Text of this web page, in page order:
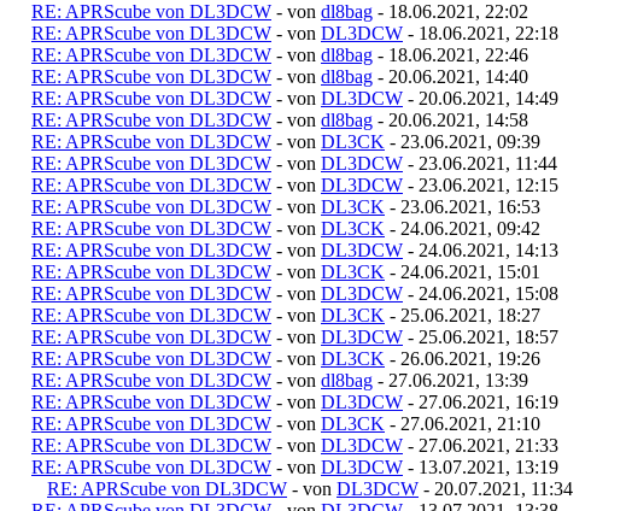
RE: APRScube von DL3DCW - von dl8bag - 18.06.2021, 22:02
RE: APRScube von DL3DCW - von DL3DCW - 18.06.2021, 22:18
RE: APRScube von DL3DCW - von dl8bag - 18.06.2021, 22:46
RE: APRScube von DL3DCW - von dl8bag - 20.06.2021, 14:40
RE: APRScube von DL3DCW - von DL3DCW - 20.06.2021, 14:49
RE: APRScube von DL3DCW - von dl8bag - 20.06.2021, 14:58
RE: APRScube von DL3DCW - von DL3CK - 23.06.2021, 09:39
RE: APRScube von DL3DCW - von DL3DCW - 23.06.2021, 11:44
RE: APRScube von DL3DCW - von DL3DCW - 23.06.2021, 12:15
RE: APRScube von DL3DCW - von DL3CK - 23.06.2021, 16:53
RE: APRScube von DL3DCW - von DL3CK - 24.06.2021, 09:42
RE: APRScube von DL3DCW - von DL3DCW - 24.06.2021, 14:13
RE: APRScube von DL3DCW - von DL3CK - 24.06.2021, 15:01
RE: APRScube von DL3DCW - von DL3DCW - 24.06.2021, 15:08
RE: APRScube von DL3DCW - von DL3CK - 25.06.2021, 18:27
RE: APRScube von DL3DCW - von DL3DCW - 25.06.2021, 18:57
RE: APRScube von DL3DCW - von DL3CK - 26.06.2021, 19:26
RE: APRScube von DL3DCW - von dl8bag - 27.06.2021, 13:39
RE: APRScube von DL3DCW - von DL3DCW - 27.06.2021, 16:19
RE: APRScube von DL3DCW - von DL3CK - 27.06.2021, 21:10
RE: APRScube von DL3DCW - von DL3DCW - 27.06.2021, 21:33
RE: APRScube von DL3DCW - von DL3DCW - 13.07.2021, 13:19
RE: APRScube von DL3DCW - von DL3DCW - 20.07.2021, 11:34